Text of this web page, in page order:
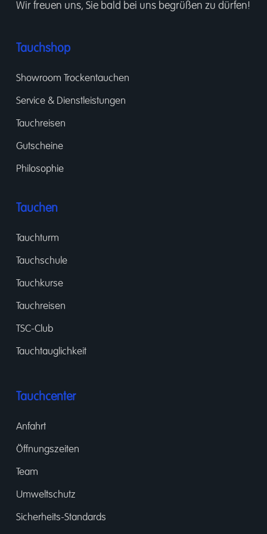
Wir freuen uns, Sie bald bei uns begrüßen zu dürfen!
Tauchshop
Showroom Trockentauchen
Service & Dienstleistungen
Tauchreisen
Gutscheine
Philosophie
Tauchen
Tauchturm
Tauchschule
Tauchkurse
Tauchreisen
TSC-Club
Tauchtauglichkeit
Tauchcenter
Anfahrt
Öffnungszeiten
Team
Umweltschutz
Sicherheits-Standards